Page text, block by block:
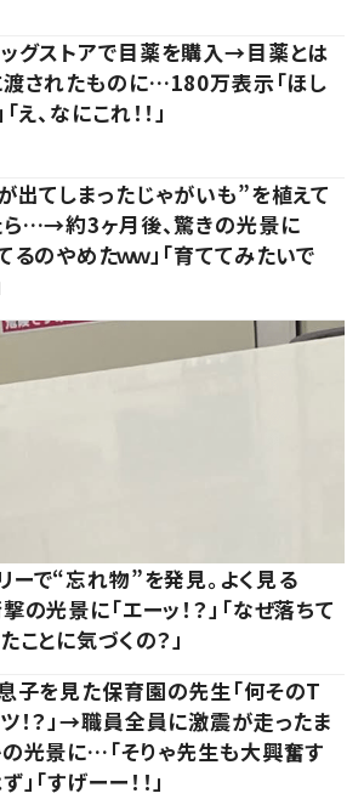
ッグストアで目薬を購入→目薬とは
されたものに…180万表示「ほし
「え、なにこれ！！」
出てしまったじゃがいも”を植えて
…→約3ヶ月後、驚きの光景に
るのやめたｗｗ」「育ててみたいで
ーで“忘れ物”を発見。よく見る
の光景に「エーッ！？」「なぜ落ちて
ことに気づくの？」
子を見た保育園の先生「何そのT
！？」→職員全員に激震が走ったま
光景に…「そりゃ先生も大興奮す
」「すげーー！！」